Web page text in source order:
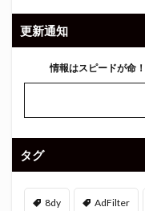
更新通知
情報はスピードが命！
タグ
8dy AdFilter